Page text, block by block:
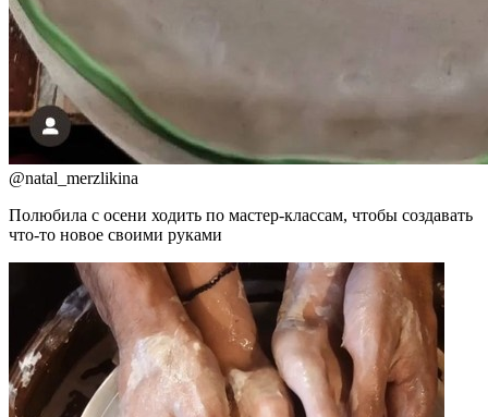
@natal_merzlikina
Полюбила с осени ходить по мастер-классам, чтобы создавать
что-то новое своими руками